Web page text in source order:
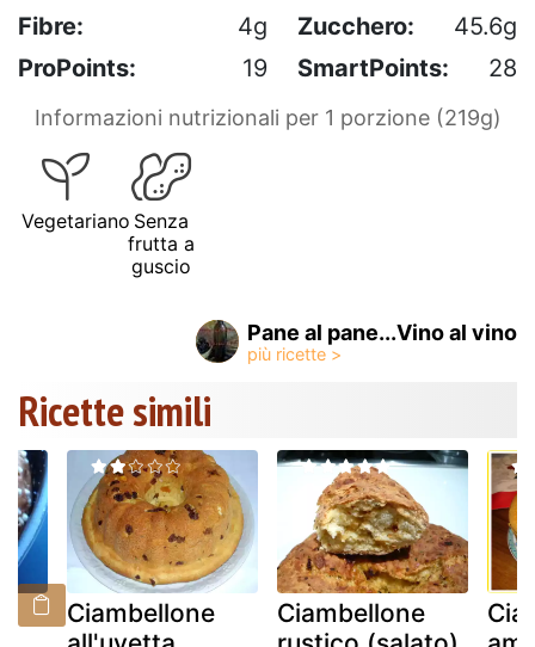
Fibre:
4g Zucchero:
45.6g
ProPoints:
19 SmartPoints: 28
Informazioni nutrizionali per 1 porzione (219g)
Vegetariano Senza
frutta a
guscio
Pane al pane...Vino al vino
Ricette simili
Ciambellone
Ciambellone